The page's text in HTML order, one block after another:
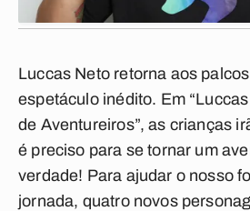
Luccas Neto retorna aos
espetáculo inédito. Em
de Aventureiros”, as crianças
é preciso para se tornar um
verdade! Para ajudar o nosso
jornada, quatro novos